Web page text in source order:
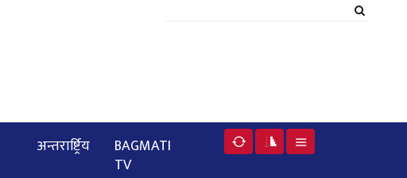
अन्तरार्ष्ट्रिय
BAGMATI
TV